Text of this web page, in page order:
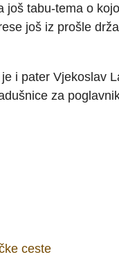
još tabu-tema o
još iz prošle
i pater Vjekoslav
za
ceste